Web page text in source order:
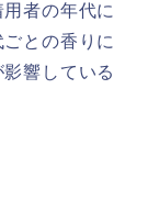
者の年代に
との香りに
響している